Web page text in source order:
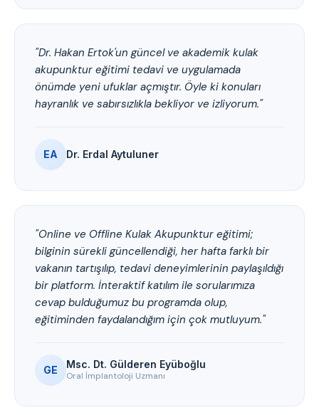
"Dr. Hakan Ertok'un güncel ve akademik kulak
akupunktur eğitimi tedavi ve uygulamada
önümde yeni ufuklar açmıştır. Öyle ki konuları
hayranlık ve sabırsızlıkla bekliyor ve izliyorum."
EA Dr. Erdal Aytuluner
"Online ve Offline Kulak Akupunktur eğitimi;
bilginin sürekli güncellendiği, her hafta farklı bir
vakanın tartışılıp, tedavi deneyimlerinin paylaşıldığı
bir platform. İnteraktif katılım ile sorularımıza
cevap bulduğumuz bu programda olup,
eğitiminden faydalandığım için çok mutluyum."
GE Msc. Dt. Gülderen Eyüboğlu
Oral İmplantoloji Uzmanı